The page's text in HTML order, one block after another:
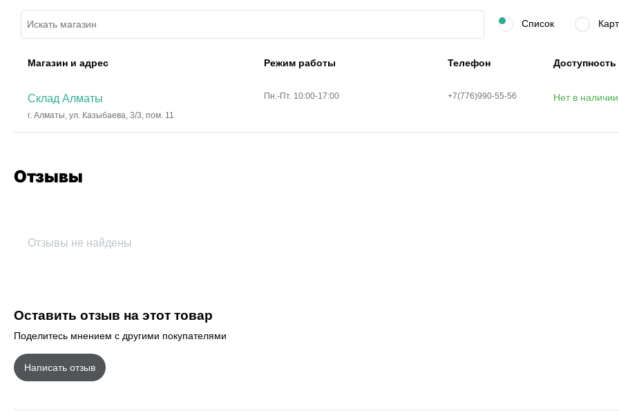
Список
Магазин и адрес Режим работы Телефон Доступность
Склад Алматы
г. Алматы, ул. Казыбаева, 3/3, пом. 11
Пн.-Пт. 10:00-17:00 +7(776)990-55-56 Нет в наличии
Отзывы
Отзывы не найдены
Оставить отзыв на этот товар
Поделитесь мнением с другими покупателями
Написать отзыв